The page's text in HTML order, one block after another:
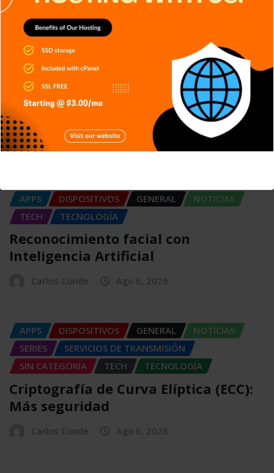
APPS DISPOSITIVOS
NOTICIAS
RETRO
SERIES
SISTEMA OPERATIVO
TECH TECNOLOGÍA
Edge AI: Inteligencia Artificial toma
decisiones sin depender
Carlos Conde Ago 6, 2026
APPS DISPOSITIVOS GENERAL
NOTICIAS
TECH
TECNOLOGÍA
Reconocimiento facial con
Inteligencia Artificial
Carlos Conde Ago 6, 2026
APPS DISPOSITIVOS GENERAL
NOTICIAS
SERIES
SERVICIOS DE TRANSMISIÓN
SIN CATEGORÍA
TECH TECNOLOGÍA
Criptografía de Curva Elíptica (ECC):
Más seguridad
Carlos Conde Ago 6, 2026